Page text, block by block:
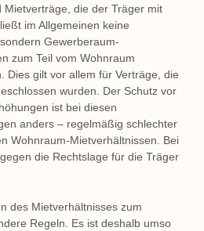
Mietverträge, die der Träger mit
im Allgemeinen keine
Gewerberaum-
zum Teil vom Wohnraum
Dies gilt vor allem für Verträge, die
wurden. Der Schutz vor
ist bei diesen
anders – regelmäßig schlechter
Wohnraum-Mietverhältnissen. Bei
die Rechtslage für die Träger
des Mietverhältnisses zum
Regeln. Es ist deshalb umso